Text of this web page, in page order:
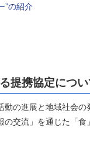
”の紹介
提携協定につい
の進展と地域社会の
交流」を通じた「食